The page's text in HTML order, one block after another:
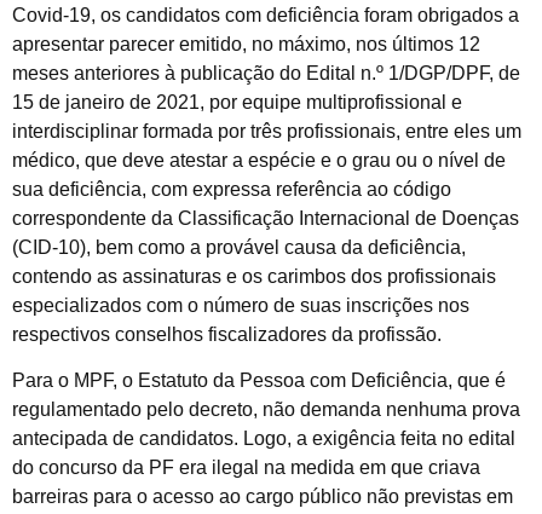
Covid-19, os candidatos com deficiência foram obrigados a
apresentar parecer emitido, no máximo, nos últimos 12
meses anteriores à publicação do Edital n.º 1/DGP/DPF, de
15 de janeiro de 2021, por equipe multiprofissional e
interdisciplinar formada por três profissionais, entre eles um
médico, que deve atestar a espécie e o grau ou o nível de
sua deficiência, com expressa referência ao código
correspondente da Classificação Internacional de Doenças
(CID-10), bem como a provável causa da deficiência,
contendo as assinaturas e os carimbos dos profissionais
especializados com o número de suas inscrições nos
respectivos conselhos fiscalizadores da profissão.
Para o MPF, o Estatuto da Pessoa com Deficiência, que é
regulamentado pelo decreto, não demanda nenhuma prova
antecipada de candidatos. Logo, a exigência feita no edital
do concurso da PF era ilegal na medida em que criava
barreiras para o acesso ao cargo público não previstas em